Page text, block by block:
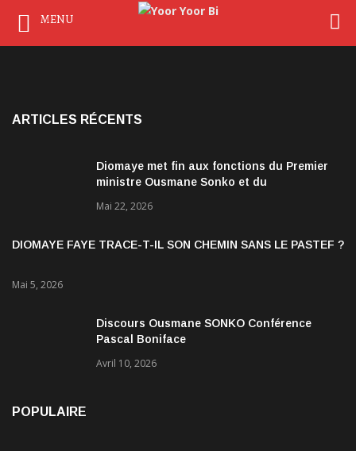
ARTICLES RÉCENTS
Diomaye met fin aux fonctions du Premier
ministre Ousmane Sonko et du
Mai 22, 2026
DIOMAYE FAYE TRACE-T-IL SON CHEMIN SANS LE PASTEF ?
Mai 5, 2026
Discours Ousmane SONKO Conférence
Pascal Boniface
Avril 10, 2026
POPULAIRE
MENU